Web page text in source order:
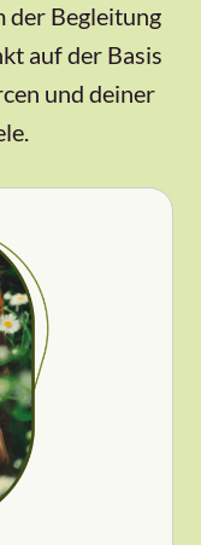
der Begleitung
auf der Basis
und deiner